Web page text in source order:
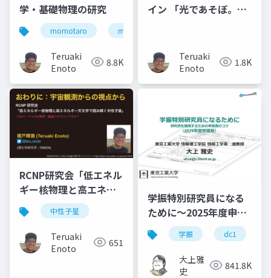
学・基礎物理の研究
momotaro moon
Teruaki
Enoto
8.8K
イン 「光であそぼ。色
Teruaki
Enoto
1.8K
RCNP研究会「低エネル
ギー核物理と高エネル
ギー天文学で読み解く
中性子星」Closing
Remark
中性子星
Teruaki
Enoto
651
学振特別研究員になる
ために～2025年度申請
版
学振 dc1
大上雅
史
841.8K